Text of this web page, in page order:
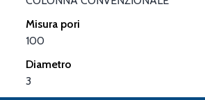
Misura pori
100
Diametro
3